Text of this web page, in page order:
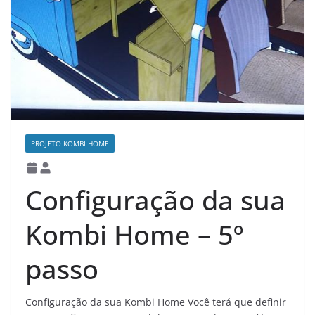
PROJETO KOMBI HOME
Configuração da sua
Kombi Home – 5º
passo
Configuração da sua Kombi Home Você terá que definir